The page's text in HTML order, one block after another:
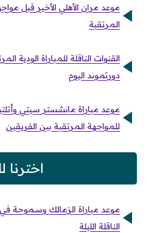
موعد مران الأهلي الأخير قبل
المرتقبة
القنوات الناقلة للمباراة الودية
دورتموند اليوم
موعد مباراة مانشستر سيتي
للمواجهة المرتقبة بين الفريقين
اخترنا
موعد مباراة الزمالك وسموحة
الناقلة الليلة